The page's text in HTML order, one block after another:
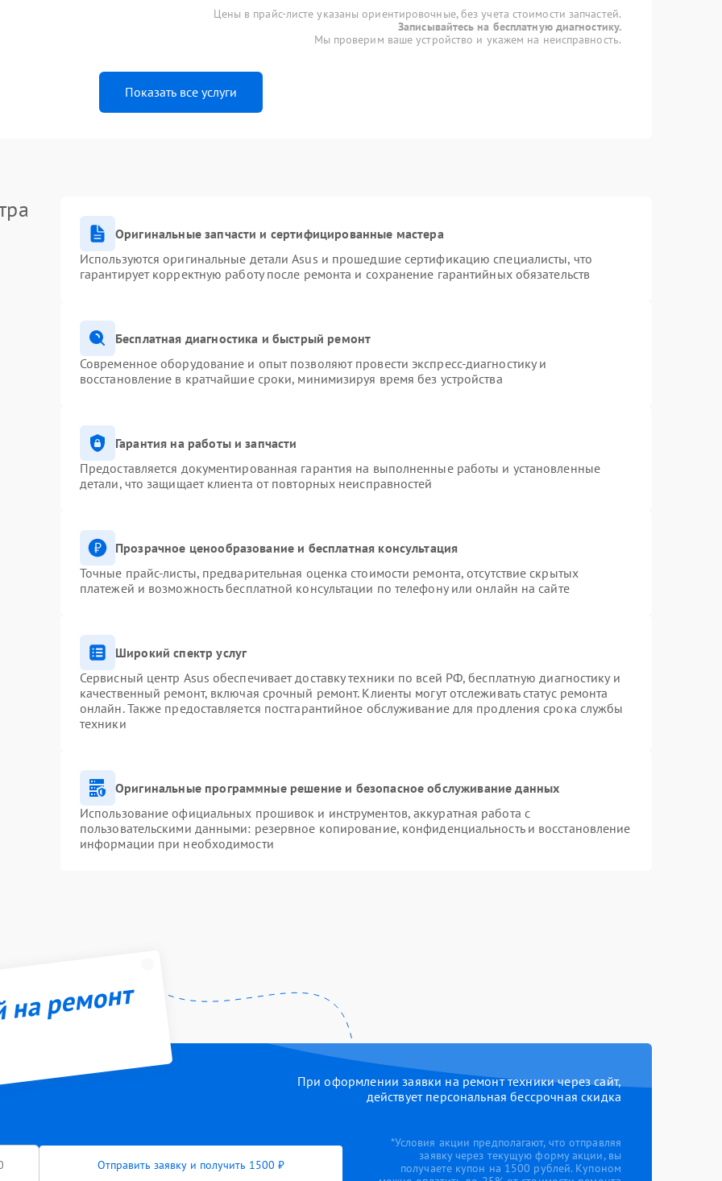
Цены в прайс-листе указаны ориентировочные, без учета стоимости запчастей.
Записывайтесь на бесплатную диагностику.
Мы проверим ваше устройство и укажем на неисправность.
Показать все услуги
Оригинальные запчасти и сертифицированные мастера
Используются оригинальные детали Asus и прошедшие сертификацию специалисты, что
гарантирует корректную работу после ремонта и сохранение гарантийных обязательств
Бесплатная диагностика и быстрый ремонт
Современное оборудование и опыт позволяют провести экспресс-диагностику и
восстановление в кратчайшие сроки, минимизируя время без устройства
Гарантия на работы и запчасти
Предоставляется документированная гарантия на выполненные работы и установленные
детали, что защищает клиента от повторных неисправностей
Прозрачное ценообразование и бесплатная консультация
Точные прайс-листы, предварительная оценка стоимости ремонта, отсутствие скрытых
платежей и возможность бесплатной консультации по телефону или онлайн на сайте
Широкий спектр услуг
Сервисный центр Asus обеспечивает доставку техники по всей РФ, бесплатную диагностику и
качественный ремонт, включая срочный ремонт. Клиенты могут отслеживать статус ремонта
онлайн. Также предоставляется постгарантийное обслуживание для продления срока службы
техники
Оригинальные программные решение и безопасное обслуживание данных
Использование официальных прошивок и инструментов, аккуратная работа с
пользовательскими данными: резервное копирование, конфиденциальность и восстановление
информации при необходимости
ремонт
При оформлении заявки на ремонт техники через сайт,
действует персональная бессрочная скидка
Отправить заявку и получить 1500 ₽
*Условия акции предполагают, что отправляя
заявку через текущую форму акции, вы
получаете купон на 1500 рублей. Купоном